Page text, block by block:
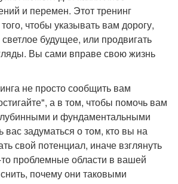
и перемен. Этот тренинг
чтобы указывать вам дорогу,
светлое будущее, или продвигать
Вы сами вправе свою жизнь
не просто сообщить вам
а в том, чтобы помочь вам
и фундаментальными
вас задуматься о том, кто вы на
свой потенциал, иначе взглянуть
проблемные области в вашей
почему они таковыми